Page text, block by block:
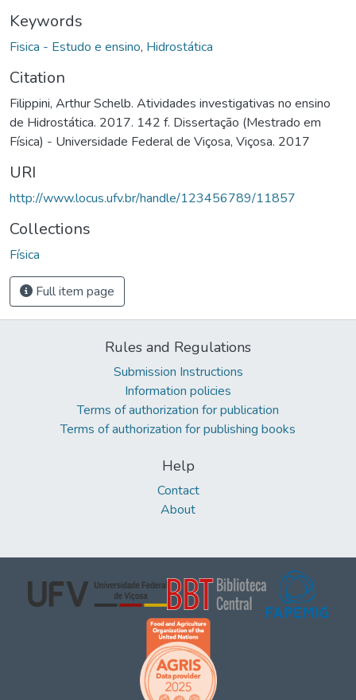
Keywords
Fisica - Estudo e ensino, Hidrostática
Citation
Filippini, Arthur Schelb. Atividades investigativas no ensino
de Hidrostática. 2017. 142 f. Dissertação (Mestrado em
Física) - Universidade Federal de Viçosa, Viçosa. 2017
URI
http://www.locus.ufv.br/handle/123456789/11857
Collections
Física
Full item page
Rules and Regulations
Submission Instructions
Information policies
Terms of authorization for publication
Terms of authorization for publishing books
Help
Contact
About